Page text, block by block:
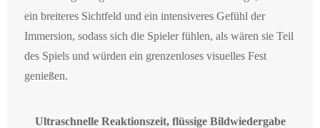
ein breiteres Sichtfeld und ein intensiveres Gefühl der
Immersion, sodass sich die Spieler fühlen, als wären sie Teil
des Spiels und würden ein grenzenloses visuelles Fest
genießen.
Ultraschnelle Reaktionszeit, flüssige Bildwiedergabe